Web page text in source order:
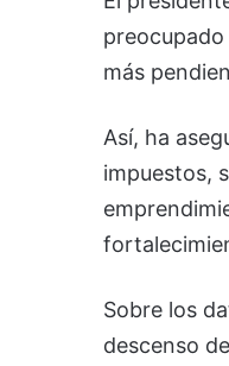
más
Así, ha
impuestos,
Sobre los
descenso